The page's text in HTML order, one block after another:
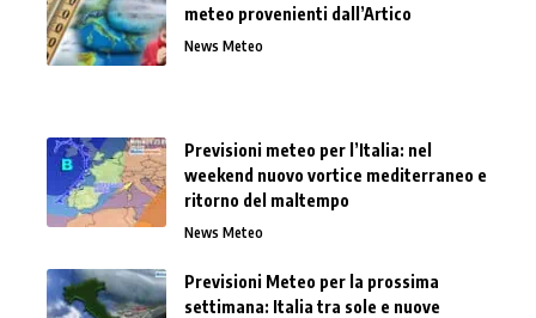
meteo provenienti dall’Artico
News Meteo
Previsioni meteo per l’Italia: nel
weekend nuovo vortice mediterraneo e
ritorno del maltempo
News Meteo
Previsioni Meteo per la prossima
settimana: Italia tra sole e nuove